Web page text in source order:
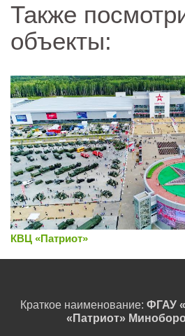
Также
объекты:
КВЦ «Патриот»
Краткое наименование: ФГАУ
«Патриот»